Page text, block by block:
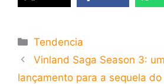
Categorias
Tendencia
Vinland Saga Season 3:
lançamento para a sequela do